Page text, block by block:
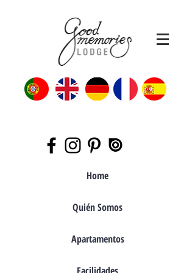
Home
Quién Somos
Apartamentos